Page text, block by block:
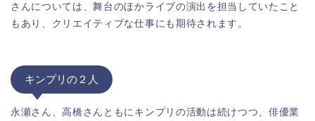
さんについては、舞台のほかライブの演出を担当していたこと
もあり、クリエイティブな仕事にも期待されます。
キンプリの２人
永瀬さん、高橋さんともにキンプリの活動は続けつつ、俳優業